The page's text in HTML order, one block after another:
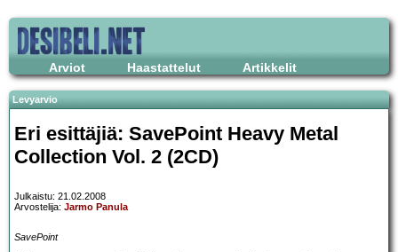
Arviot Haastattelut Artikkelit
Levyarvio
Eri esittäjiä: SavePoint Heavy Metal
Collection Vol. 2 (2CD)
Julkaistu: 21.02.2008
Arvostelija: Jarmo Panula
SavePoint